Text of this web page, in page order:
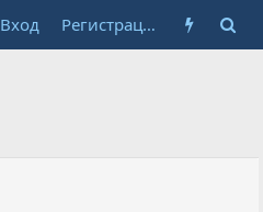
Вход Регистрация